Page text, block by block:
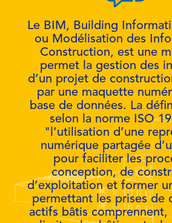
Le BIM, Building
ou Modélisation des
Construction, est une
permet la gestion des
d’un projet de
par une maquette
base de données. La
selon la norme ISO
"l’utilisation d’une
numérique partagée
pour faciliter les
conception, de
d’exploitation et former
permettant les prises de
actifs bâtis comprennent,